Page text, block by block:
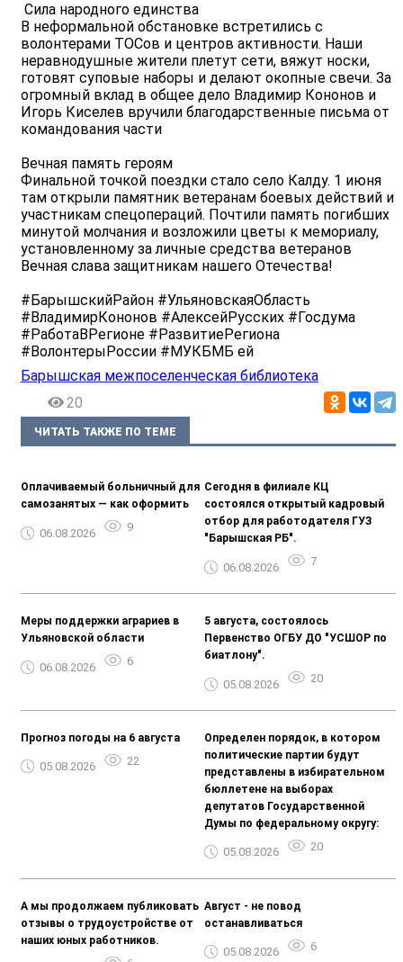
️ Сила народного единства
В неформальной обстановке встретились с
волонтерами ТОСов и центров активности. Наши
неравнодушные жители плетут сети, вяжут носки,
готовят суповые наборы и делают окопные свечи. За
огромный вклад в общее дело Владимир Кононов и
Игорь Киселев вручили благодарственные письма от
командования части
Вечная память героям
Финальной точкой поездки стало село Калду. 1 июня
там открыли памятник ветеранам боевых действий и
участникам спецопераций. Почтили память погибших
минутой молчания и возложили цветы к мемориалу,
установленному за личные средства ветеранов
Вечная слава защитникам нашего Отечества!
#БарышскийРайон #УльяновскаяОбласть
#ВладимирКононов #АлексейРусских #Госдума
#РаботаВРегионе #РазвитиеРегиона
#ВолонтерыРоссии #МУКБМБ ей
Барышская межпоселенческая библиотека
20
ЧИТАТЬ ТАКЖЕ ПО ТЕМЕ
Оплачиваемый больничный для
самозанятых — как оформить
06.08.2026 9
Сегодня в филиале КЦ
состоялся открытый кадровый
отбор для работодателя ГУЗ
"Барышская РБ".
06.08.2026 7
Меры поддержки аграриев в
Ульяновской области
06.08.2026 6
5 августа, состоялось
Первенство ОГБУ ДО "УСШОР по
биатлону".
05.08.2026 20
Прогноз погоды на 6 августа
05.08.2026 22
Определен порядок, в котором
политические партии будут
представлены в избирательном
бюллетене на выборах
депутатов Государственной
Думы по федеральному округу:
05.08.2026 20
А мы продолжаем публиковать
отзывы о трудоустройстве от
наших юных работников.
Август - не повод
останавливаться
05.08.2026 6